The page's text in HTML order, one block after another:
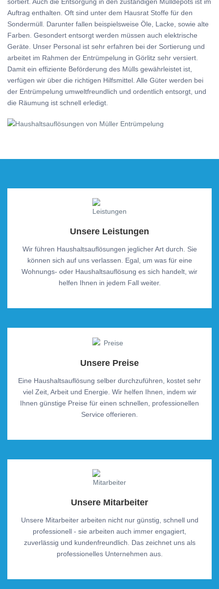
Auftrag enthalten. Oft sind unter dem Hausrat Stoffe für den
Sondermüll. Darunter fallen beispielsweise Öle, Lacke, sowie alte
Farben. Gesondert entsorgt werden müssen auch elektrische
Geräte. Unser Personal ist sehr erfahren bei der Sortierung und
arbeitet im Rahmen der Entrümpelung in Görlitz sehr versiert.
Damit ein effiziente Beförderung des Mülls gewährleistet ist,
verfügen wir über die richtigen Hilfsmittel. Alle Güter werden bei
der Entrümpelung umweltfreundlich und ordentlich entsorgt, und
die Räumung ist schnell erledigt.
Unsere Leistungen
Wir führen Haushaltsauflösungen jeglicher Art durch. Sie
können sich auf uns verlassen. Egal, um was für eine
Wohnungs- oder Haushaltsauflösung es sich handelt, wir
helfen Ihnen in jedem Fall weiter.
Unsere Preise
Eine Haushaltsauflösung selber durchzuführen, kostet sehr
viel Zeit, Arbeit und Energie. Wir helfen Ihnen, indem wir
Ihnen günstige Preise für einen schnellen, professionellen
Service offerieren.
Unsere Mitarbeiter
Unsere Mitarbeiter arbeiten nicht nur günstig, schnell und
professionell - sie arbeiten auch immer engagiert,
zuverlässig und kundenfreundlich. Das zeichnet uns als
professionelles Unternehmen aus.